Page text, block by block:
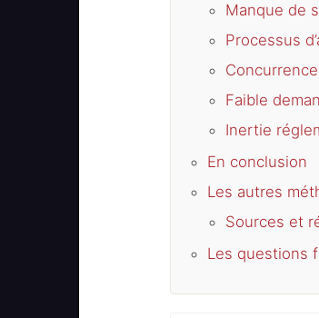
Manque de
Processus
Faible
Inertie
En conclusion
Les autres
Sources et
Les questions